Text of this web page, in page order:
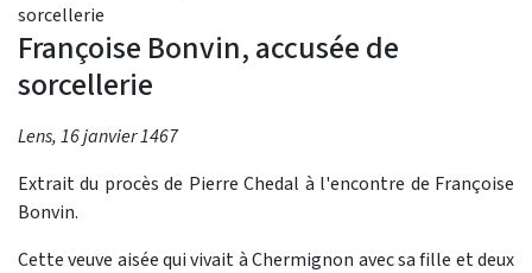
sorcellerie
Françoise Bonvin, accusée de
sorcellerie
Lens, 16 janvier 1467
Extrait du procès de Pierre Chedal à l'encontre de Françoise
Bonvin.
Cette veuve aisée qui vivait à Chermignon avec sa fille et deux